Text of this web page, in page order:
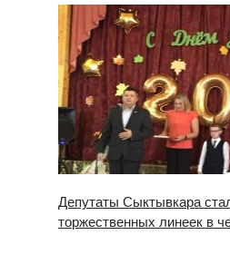
Депутаты Сыктывкара
торжественных линеек в